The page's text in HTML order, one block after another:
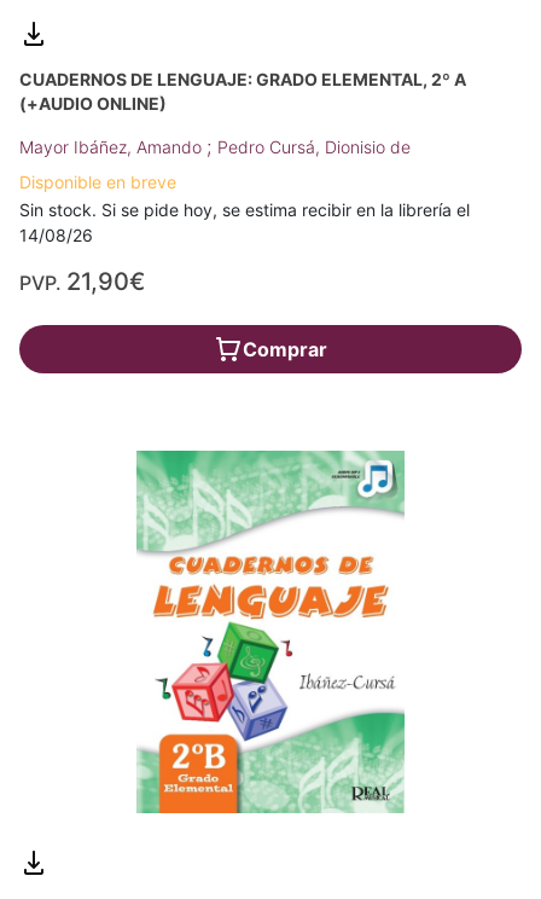
CUADERNOS DE LENGUAJE: GRADO ELEMENTAL, 2º A
(+AUDIO ONLINE)
Mayor Ibáñez, Amando ; Pedro Cursá, Dionisio de
Disponible en breve
Sin stock. Si se pide hoy, se estima recibir en la librería el
14/08/26
PVP. 21,90€
Comprar